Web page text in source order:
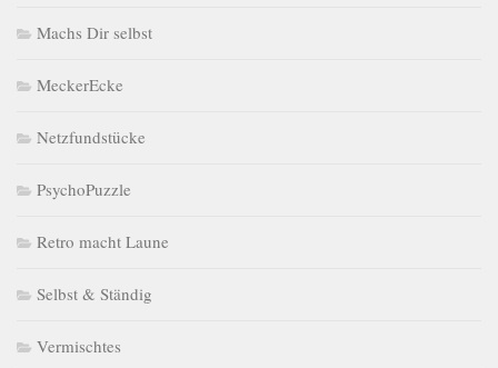
Machs Dir selbst
MeckerEcke
Netzfundstücke
PsychoPuzzle
Retro macht Laune
Selbst & Ständig
Vermischtes